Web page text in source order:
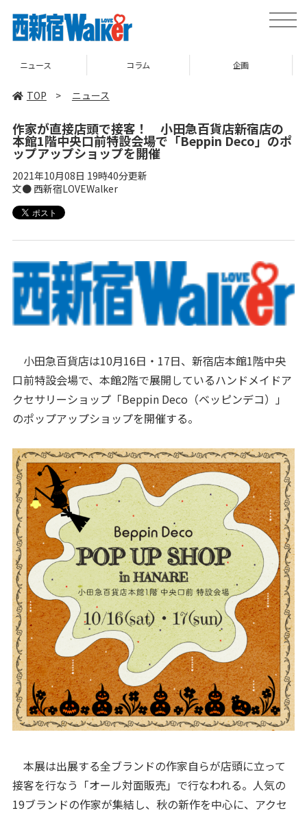
toggle
コラム 企画
TOP > ニュース
作家が直接店頭で接客！ 小田急百貨店新宿店の
本館1階中央口前特設会場で「Beppin Deco」のポ
ップアップショップを開催
2021年10月08日 19時40分更新
文● 西新宿LOVEWalker
小田急百貨店は10月16日・17日、新宿店本館1階中央
口前特設会場で、本館2階で展開しているハンドメイドア
クセサリーショップ「Beppin Deco（ベッピンデコ）」
のポップアップショップを開催する。
本展は出展する全ブランドの作家自らが店頭に立って
接客を行なう「オール対面販売」で行なわれる。人気の
19ブランドの作家が集結し、秋の新作を中心に、アクセ